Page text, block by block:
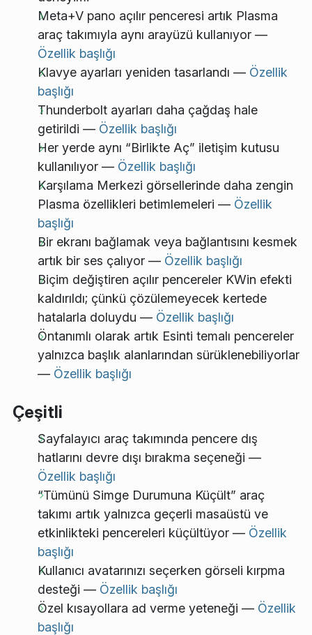
Meta+V pano açılır penceresi artık Plasma
araç takımıyla aynı arayüzü kullanıyor —
Özellik başlığı
Klavye ayarları yeniden tasarlandı — Özellik
başlığı
Thunderbolt ayarları daha çağdaş hale
getirildi — Özellik başlığı
Her yerde aynı “Birlikte Aç” iletişim kutusu
kullanılıyor — Özellik başlığı
Karşılama Merkezi görsellerinde daha zengin
Plasma özellikleri betimlemeleri — Özellik
başlığı
Bir ekranı bağlamak veya bağlantısını kesmek
artık bir ses çalıyor — Özellik başlığı
Biçim değiştiren açılır pencereler KWin efekti
kaldırıldı; çünkü çözülemeyecek kertede
hatalarla doluydu — Özellik başlığı
Öntanımlı olarak artık Esinti temalı pencereler
yalnızca başlık alanlarından sürüklenebiliyorlar
— Özellik başlığı
Çeşitli
Sayfalayıcı araç takımında pencere dış
hatlarını devre dışı bırakma seçeneği —
Özellik başlığı
“Tümünü Simge Durumuna Küçült” araç
takımı artık yalnızca geçerli masaüstü ve
etkinlikteki pencereleri küçültüyor — Özellik
başlığı
Kullanıcı avatarınızı seçerken görseli kırpma
desteği — Özellik başlığı
Özel kısayollara ad verme yeteneği — Özellik
başlığı